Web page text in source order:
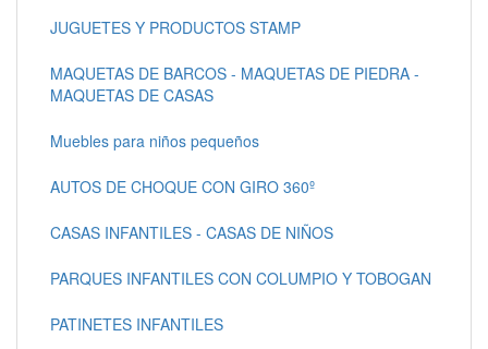
JUGUETES Y PRODUCTOS STAMP
MAQUETAS DE BARCOS - MAQUETAS DE PIEDRA -
MAQUETAS DE CASAS
Muebles para niños pequeños
AUTOS DE CHOQUE CON GIRO 360º
CASAS INFANTILES - CASAS DE NIÑOS
PARQUES INFANTILES CON COLUMPIO Y TOBOGAN
PATINETES INFANTILES